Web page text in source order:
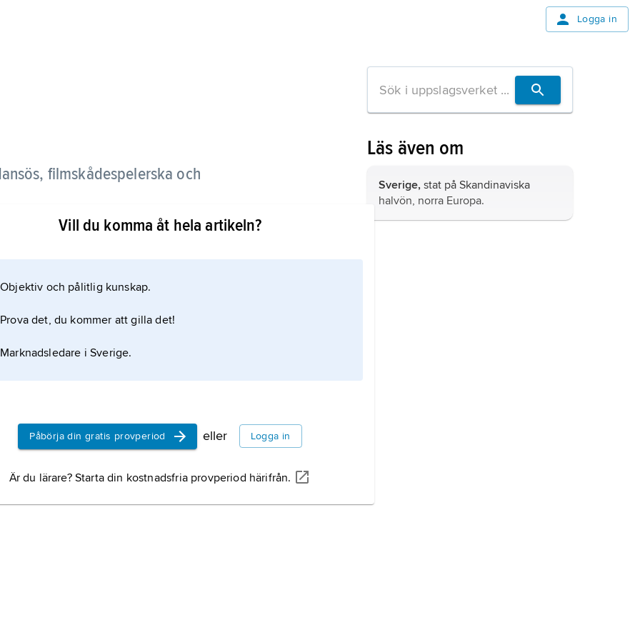
Logga in
filmskådespelerska och
och anställdes vid Operabaletten
År 1915 blev Hasselquist premiärdansös, men
privatelev och knöts 1920 till Svenska
Vill du komma åt hela artikeln?
Objektiv och pålitlig kunskap.
Prova det, du kommer att gilla det!
Marknadsledare i Sverige.
Påbörja din gratis provperiod eller Logga in
Är du lärare? Starta din kostnadsfria provperiod härifrån.
Läs även om
Sverige, stat på Skandinaviska
halvön, norra Europa.